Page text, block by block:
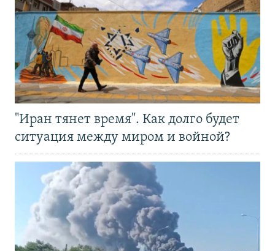
"Иран тянет время". Как долго будет
ситуация между миром и войной?